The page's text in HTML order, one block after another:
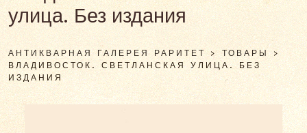
улица. Без издания
АНТИКВАРНАЯ ГАЛЕРЕЯ РАРИТЕТ > ТОВАРЫ >
ВЛАДИВОСТОК. СВЕТЛАНСКАЯ УЛИЦА. БЕЗ
ИЗДАНИЯ